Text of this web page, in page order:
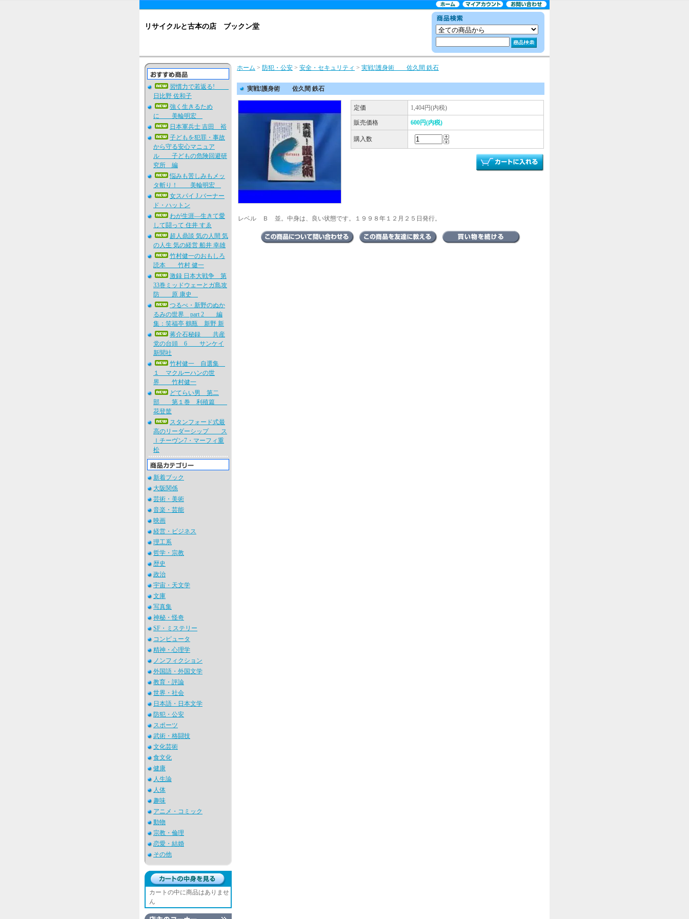
リサイクルと古本の店 ブックン堂
習慣力で若返る!
日比野 佐和子
強く生きるため
に 美輪明宏
日本軍兵士 吉田 裕
子どもを犯罪・事故
から守る安心マニュア
ル 子どもの危険回避研
究所 編
悩みも苦しみもメッ
タ斬り！ 美輪明宏
女スパイ J.バーナー
ド・ハットン
わが生涯―生きて愛
して闘って 住井 すゑ
超人鼎談 気の人間 気
の人生 気の経営 船井 幸雄
竹村健一のおもしろ
読本 竹村 健一
激録 日本大戦争 第
33巻ミッドウェーとガ島攻
防 原 康史
つるべ・新野のぬか
るみの世界 part 2 編
集：笑福亭 鶴瓶 新野 新
蒋介石秘録 共産
党の台頭 6 サンケイ
新聞社
竹村健一 自選集
１ マクルーハンの世
界 竹村健一
どてらい男 第二
部 第１巻 利殖篇
花登筐
スタンフォード式最
高のリーダーシップ ス
ｌチーヴン7・マーフィ重
松
新着ブック
大阪関係
芸術・美術
音楽・芸能
映画
経営・ビジネス
理工系
哲学・宗教
歴史
政治
宇宙・天文学
文庫
写真集
神秘・怪奇
SF・ミステリー
コンピュータ
精神・心理学
ノンフィクション
外国語・外国文学
教育・評論
世界・社会
日本語・日本文学
防犯・公安
スポーツ
武術・格闘技
文化芸術
食文化
健康
人生論
人体
趣味
アニメ・コミック
動物
宗教・倫理
恋愛・結婚
その他
カートの中に商品はありませ
ん
ホーム > 防犯・公安 > 安全・セキュリティ > 実戦!護身術 佐久間 鉄石
実戦!護身術 佐久間 鉄石
定価 1,404円(内税)
販売価格 600円(内税)
購入数
レベル Ｂ 並。中身は、良い状態です。１９９８年１２月２５日発行。